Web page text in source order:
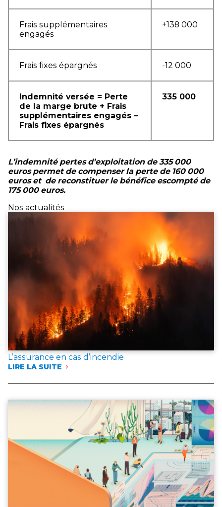
Frais supplémentaires
engagés
+138 000
Frais fixes épargnés -12 000
Indemnité versée = Perte
de la marge brute + Frais
supplémentaires engagés –
Frais fixes épargnés
335 000
L’indemnité pertes d’exploitation de 335 000
euros permet de compenser la perte de 160 000
euros et de reconstituer le bénéfice escompté de
175 000 euros.
Nos actualités
L’assurance en cas d’incendie
LIRE LA SUITE
:
D’INCENDIE